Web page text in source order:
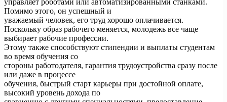
управляет роботами или автоматизированными станками.
Помимо этого, он успешный и
уважаемый человек, его труд хорошо оплачивается.
Поскольку образ рабочего меняется, молодежь все чаще
выбирает рабочие профессии.
Этому также способствуют стипендии и выплаты студентам
во время обучения со
стороны работодателя, гарантия трудоустройства сразу после
или даже в процессе
обучения, быстрый старт карьеры при достойной оплате,
высокий уровень дохода по